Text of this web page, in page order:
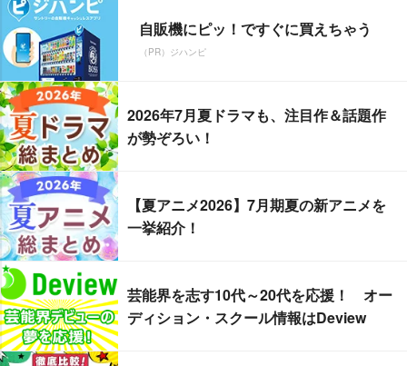
自販機にピッ！ですぐに買えちゃう
（PR）ジハンピ
2026年7月夏ドラマも、注目作＆話題作
が勢ぞろい！
【夏アニメ2026】7月期夏の新アニメを
一挙紹介！
芸能界を志す10代～20代を応援！ オー
ディション・スクール情報はDeview